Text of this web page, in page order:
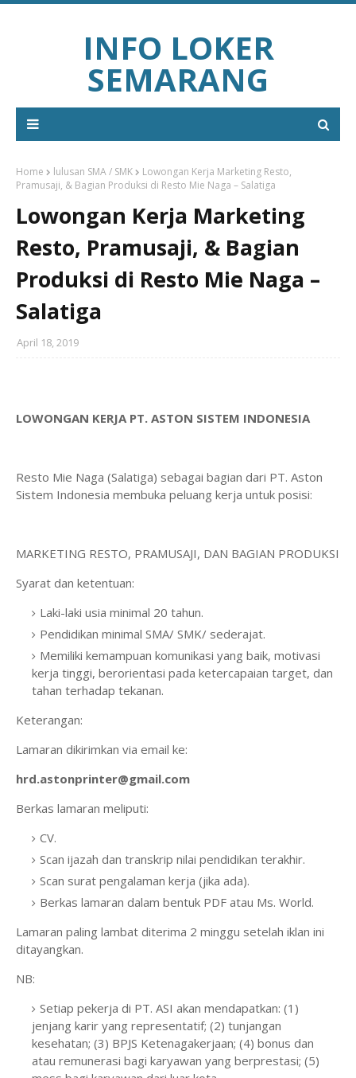
INFO LOKER
SEMARANG
Home lulusan SMA / SMK
Lowongan Kerja Marketing Resto,
Pramusaji, & Bagian Produksi di Resto Mie Naga – Salatiga
Lowongan Kerja Marketing
Resto, Pramusaji, & Bagian
Produksi di Resto Mie Naga –
Salatiga
April 18, 2019
LOWONGAN KERJA PT. ASTON SISTEM INDONESIA
Resto Mie Naga (Salatiga) sebagai bagian dari PT. Aston
Sistem Indonesia membuka peluang kerja untuk posisi:
MARKETING RESTO, PRAMUSAJI, DAN BAGIAN PRODUKSI
Syarat dan ketentuan:
Laki-laki usia minimal 20 tahun.
Pendidikan minimal SMA/ SMK/ sederajat.
Memiliki kemampuan komunikasi yang baik, motivasi
kerja tinggi, berorientasi pada ketercapaian target, dan
tahan terhadap tekanan.
Keterangan:
Lamaran dikirimkan via email ke:
hrd.astonprinter@gmail.com
Berkas lamaran meliputi:
CV.
Scan ijazah dan transkrip nilai pendidikan terakhir.
Scan surat pengalaman kerja (jika ada).
Berkas lamaran dalam bentuk PDF atau Ms. World.
Lamaran paling lambat diterima 2 minggu setelah iklan ini
ditayangkan.
NB:
Setiap pekerja di PT. ASI akan mendapatkan: (1)
jenjang karir yang representatif; (2) tunjangan
kesehatan; (3) BPJS Ketenagakerjaan; (4) bonus dan
atau remunerasi bagi karyawan yang berprestasi; (5)